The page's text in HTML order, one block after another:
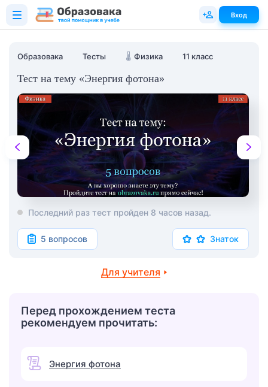
Образовака Тесты 🌡️ Физика 11 класс
Тест на тему «Энергия фотона»
Последний раз тест пройден 8 часов назад.
5 вопросов Знаток
Для учителя
Перед прохождением теста
рекомендуем прочитать:
Энергия фотона
Вход